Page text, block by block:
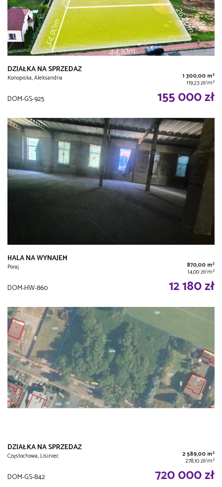
DZIAŁKA NA SPRZEDAŻ
Konopiska, Aleksandria 1 300,00 m2
119,23 zł/m2
DOM-GS-925 155 000 zł
HALA NA WYNAJEM
Poraj 870,00 m2
14,00 zł/m2
DOM-HW-860 12 180 zł
DZIAŁKA NA SPRZEDAŻ
Częstochowa, Lisiniec 2 589,00 m2
278,10 zł/m2
DOM-GS-842 720 000 zł